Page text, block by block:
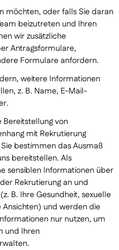
möchten, oder falls Sie daran
beizutreten und Ihren
wir zusätzliche
Antragsformulare,
Formulare anfordern.
weitere Informationen
z. B. Name, E-Mail-
Bereitstellung von
mit Rekrutierung
bestimmen das Ausmaß
bereitstellen. Als
sensiblen Informationen über
Rekrutierung an und
B. Ihre Gesundheit, sexuelle
und werden die
nur nutzen, um
und Ihren